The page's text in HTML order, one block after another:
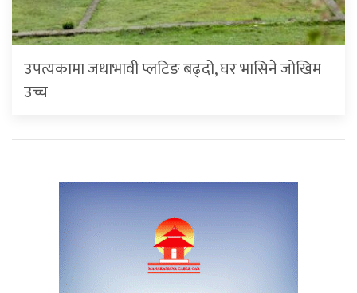
उपत्यकामा जथाभावी प्लटिङ बढ्दो, घर भासिने जोखिम
उच्च